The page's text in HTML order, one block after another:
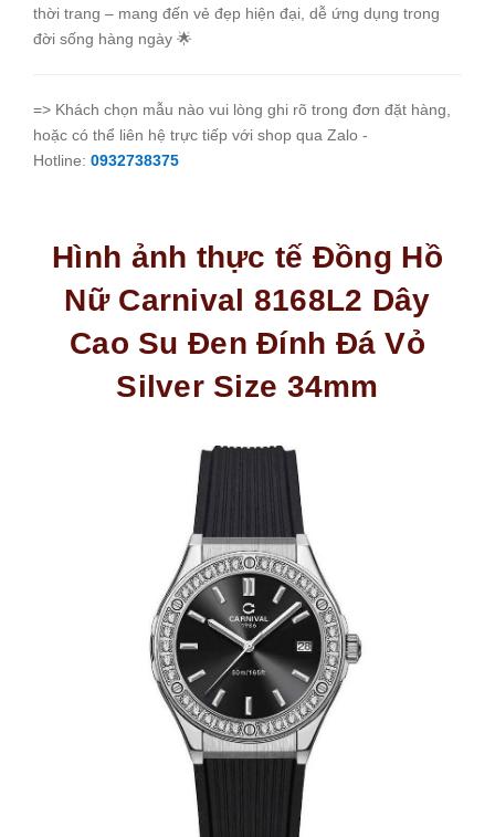
thời trang – mang đến vẻ đẹp hiện đại, dễ ứng dụng trong
đời sống hàng ngày 🌟
=> Khách chọn mẫu nào vui lòng ghi rõ trong đơn đặt hàng,
hoặc có thể liên hệ trực tiếp với shop qua Zalo -
Hotline: 0932738375
Hình ảnh thực tế Đồng Hồ
Nữ Carnival 8168L2 Dây
Cao Su Đen Đính Đá Vỏ
Silver Size 34mm